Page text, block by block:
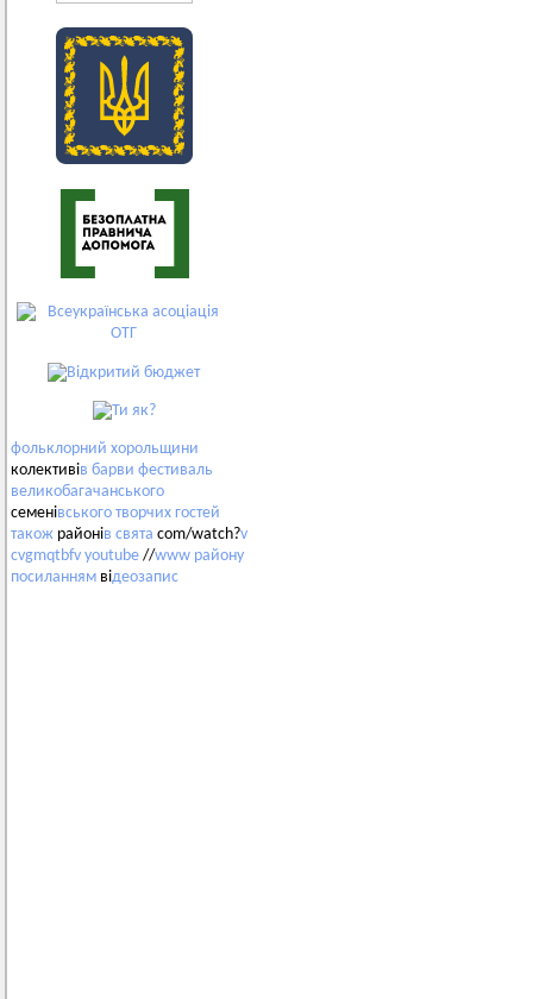
фольклорний хорольщини
колективів барви фестиваль
великобагачанського
семенівського творчих гостей
також районів свята com/watch?v
cvgmqtbfv youtube //www району
посиланням відеозапис